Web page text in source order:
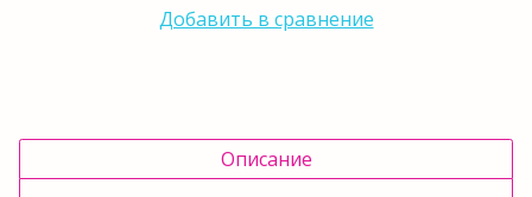
Добавить в сравнение
Описание